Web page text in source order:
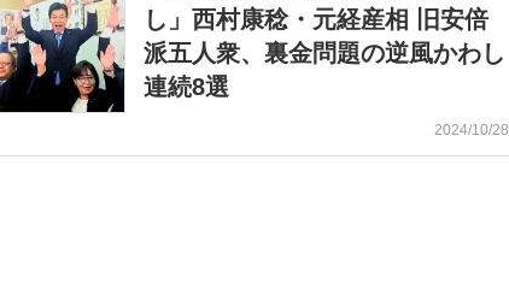
し」西村康稔・元経産相 旧安倍
派五人衆、裏金問題の逆風かわし
連続8選
2024/10/28